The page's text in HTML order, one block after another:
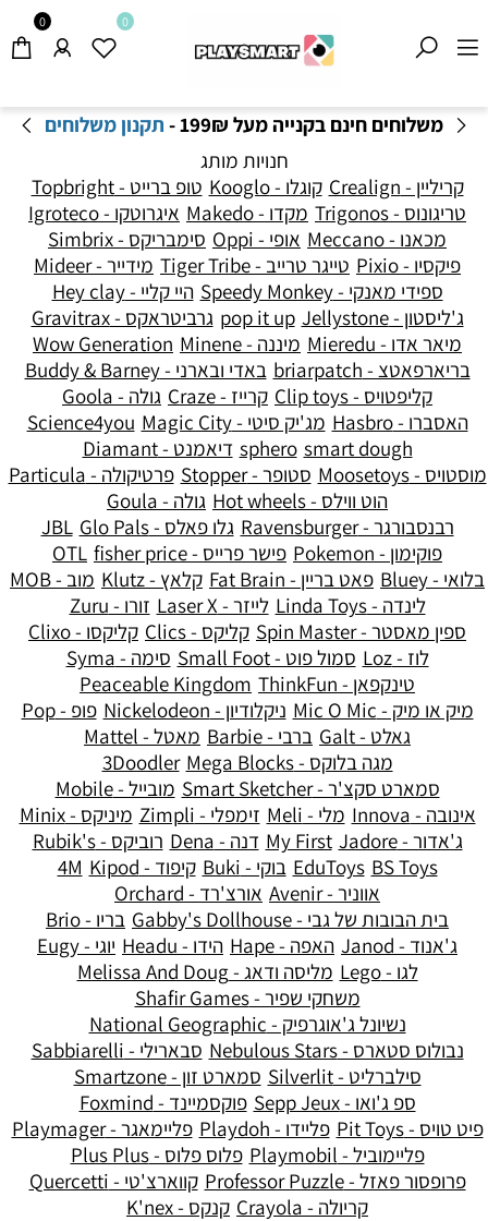
שירות המשלוחים פעיל- ייתכנו זמני אספקה ארוכים
מהרגיל-בהתאם לתקנון
0 0
חנויות מותג
קריליין - Crealign
קוגלו - Kooglo
טופ ברייט - Topbright
טריגונוס - Trigonos
מקדו - Makedo
איגרוטקו - Igroteco
מכאנו - Meccano
אופי - Oppi
סימבריקס - Simbrix
פיקסיו - Pixio
טייגר טרייב - Tiger Tribe
מידייר - Mideer
ספידי מאנקי - Speedy Monkey
היי קליי - Hey clay
ג'ליסטון - Jellystone
pop it up גרביטראקס - Gravitrax
מיאר אדו - Mieredu
מיננה - Minene
Wow Generation
בריארפאטצ - briarpatch
באדי ובארני - Buddy & Barney
קליפטויס - Clip toys
קרייז - Craze
גולה - Goola
האסברו - Hasbro
מג'יק סיטי - Magic City
Science4you
smart dough
sphero דיאמנט - Diamant
מוסטויס - Moosetoys
סטופר - Stopper
פרטיקולה - Particula
הוט ווילס - Hot wheels
גולה - Goula
רבנסבורגר - Ravensburger
גלו פאלס - Glo Pals
JBL
פוקימון - Pokemon
פישר פרייס - fisher price
OTL
בלואי - Bluey
פאט בריין - Fat Brain קלאץ - Klutz
מוב - MOB
לינדה - Linda Toys
לייזר - Laser X
זורו - Zuru
ספין מאסטר - Spin Master
קליקס - Clics
קליקסו - Clixo
לוז - Loz
סמול פוט - Small Foot
סימה - Syma
טינקפאן - ThinkFun
Peaceable Kingdom
מיק או מיק - Mic O Mic
ניקלודיון - Nickelodeon
פופ - Pop
גאלט - Galt
ברבי - Barbie
מאטל - Mattel
מגה בלוקס - Mega Blocks
3Doodler
סמארט סקצ'ר - Smart Sketcher
מובייל - Mobile
אינובה - Innova
מלי - Meli זימפלי - Zimpli
מיניקס - Minix
ג'אדור - Jadore
My First דנה - Dena
רוביקס - Rubik's
BS Toys
EduToys בוקי - Buki קיפוד - Kipod
4M
אווניר - Avenir
אורצ'רד - Orchard
בית הבובות של גבי - Gabby's Dollhouse
בריו - Brio
ג'אנוד - Janod
האפה - Hape הידו - Headu
יוגי - Eugy
לגו - Lego
מליסה ודאג - Melissa And Doug
משחקי שפיר - Shafir Games
נשיונל ג'אוגרפיק - National Geographic
נבולוס סטארס - Nebulous Stars
סבארילי - Sabbiarelli
סילברליט - Silverlit
סמארט זון - Smartzone
ספ ג'ואו - Sepp Jeux
פוקסמיינד - Foxmind
פיט טויס - Pit Toys
פליידו - Playdoh
פליימאגר - Playmager
פליימוביל - Playmobil
פלוס פלוס - Plus Plus
פרופסור פאזל - Professor Puzzle
קווארצ'טי - Quercetti
קריולה - Crayola
קנקס - K'nex